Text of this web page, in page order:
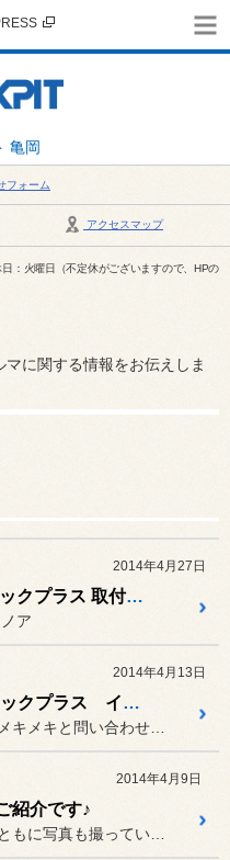
亀岡
フォーム
アクセスマップ
：火曜日（不定休がございますので、HPの
に関する情報をお伝えしま
2014年4月27日
トヨタ ノア ソニックプラス 取付でございます♪
ア
2014年4月13日
アウディA1 ソニックプラス インストールでございます♪
2014年4月9日
紹介です♪